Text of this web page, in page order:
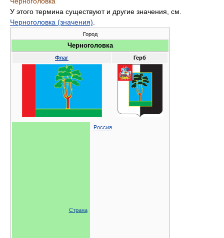
У этого термина существуют и другие значения, см.
Черноголовка (значения)
Город
Черноголовка
Флаг Герб
Страна
Россия